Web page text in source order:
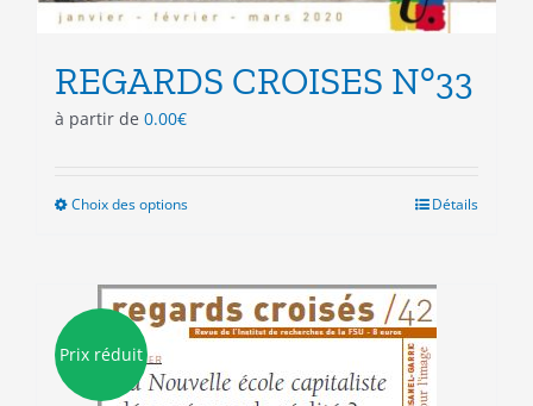
REGARDS CROISES N°33
à partir de 0.00€
Choix des optionsCe
plusieurs
variations.
Les
peuvent
Détails
Prix réduit